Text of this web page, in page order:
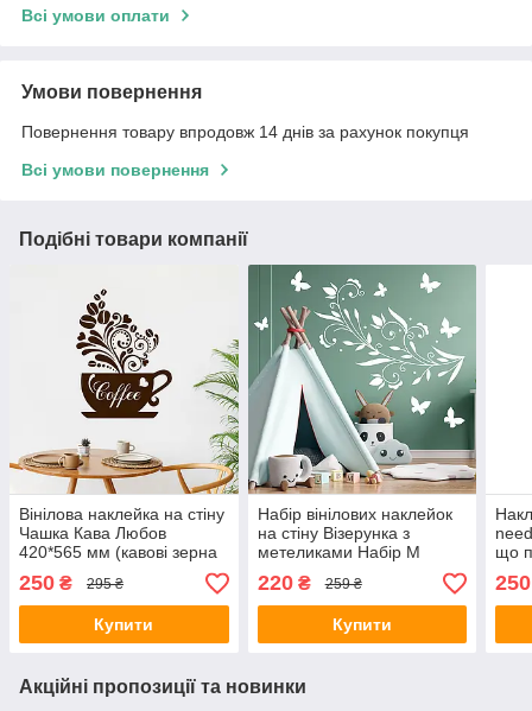
Всі умови оплати
Умови повернення
Повернення товару впродовж 14 днів за рахунок покупця
Всі умови повернення
Подібні товари компанії
Вінілова наклейка на стіну
Чашка Кава Любов
420*565 мм (кавові зерна
візерунки серця) матова
Коричневий
250 ₴ 295 ₴
Купити
Набір вінілових наклейок
на стіну Візерунка з
метеликами Набір М
Pocket матова Білий
220₴ 259 ₴
Купити
що
250
Акційні пропозиції та новинки